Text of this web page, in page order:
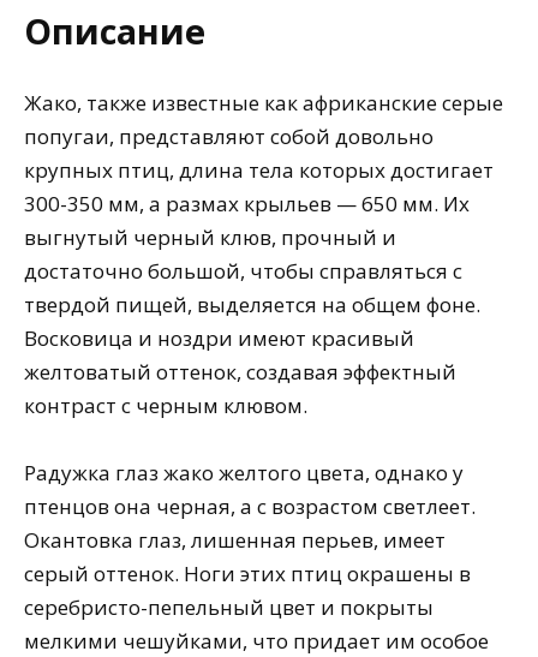
Описание
Жако, также известные как африканские серые
попугаи, представляют собой довольно
крупных птиц, длина тела которых достигает
300-350 мм, а размах крыльев — 650 мм. Их
выгнутый черный клюв, прочный и
достаточно большой, чтобы справляться с
твердой пищей, выделяется на общем фоне.
Восковица и ноздри имеют красивый
желтоватый оттенок, создавая эффектный
контраст с черным клювом.
Радужка глаз жако желтого цвета, однако у
птенцов она черная, а с возрастом светлеет.
Окантовка глаз, лишенная перьев, имеет
серый оттенок. Ноги этих птиц окрашены в
серебристо-пепельный цвет и покрыты
мелкими чешуйками, что придает им особое